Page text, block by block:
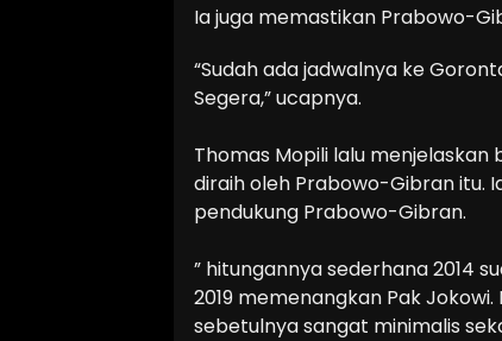
Ia juga memastikan Prabowo-
“Sudah ada jadwalnya ke
Segera,” ucapnya.
Thomas Mopili lalu
diraih oleh Prabowo-Gibran itu.
pendukung Prabowo-Gibran.
” hitungannya sederhana 2014
2019 memenangkan Pak
sebetulnya sangat minimalis